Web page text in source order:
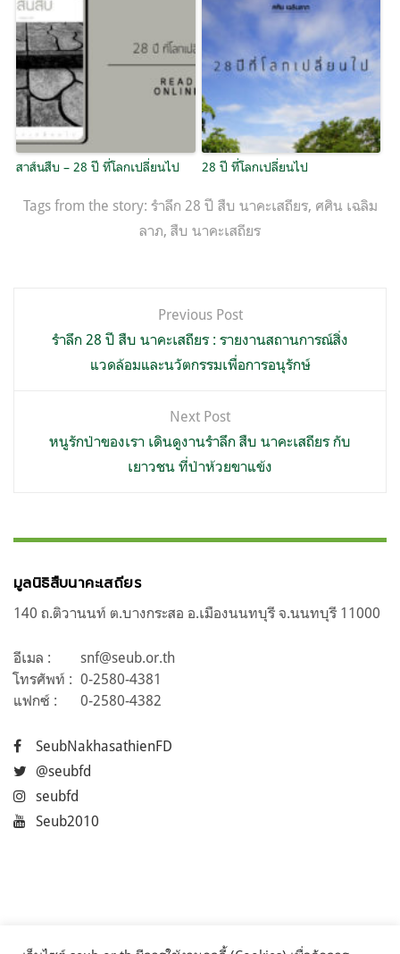
สาส์นสืบ – 28 ปี ที่โลกเปลี่ยนไป 28 ปี ที่โลกเปลี่ยนไป
Tags from the story: รำลึก 28 ปี สืบ นาคะเสถียร, ศศิน เฉลิม
ลาภ, สืบ นาคะเสถียร
เรื่อง
Previous Post
รำลึก 28 ปี สืบ นาคะเสถียร : รายงานสถานการณ์สิ่ง
แวดล้อมและนวัตกรรมเพื่อการอนุรักษ์
Next Post
หนูรักป่าของเรา เดินดูงานรำลึก สืบ นาคะเสถียร กับ
เยาวชน ที่ป่าห้วยขาแข้ง
มูลนิธิสืบนาคะเสถียร
140 ถ.ติวานนท์ ต.บางกระสอ อ.เมืองนนทบุรี จ.นนทบุรี 11000
อีเมล :
snf@seub.or.th
โทรศัพท์ : 0-2580-4381
แฟกซ์ :
0-2580-4382
SeubNakhasathienFD
@seubfd
seubfd
Seub2010